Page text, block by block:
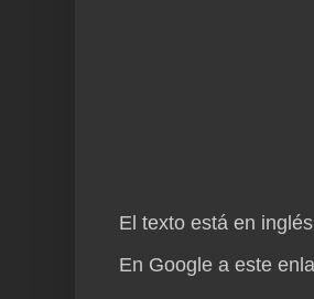
El texto está en inglés
En Google a este